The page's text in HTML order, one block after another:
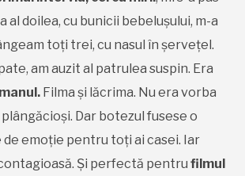
al doilea, cu bunicii bebelușului, m-a
toți trei, cu nasul în șervețel.
am auzit al patrulea suspin. Era
Filma și lăcrima. Nu era vorba
Dar botezul fusese o
emoție pentru toți ai casei. Iar
Și perfectă pentru filmul